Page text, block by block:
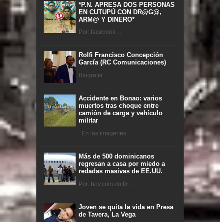
*P.N. APRESA DOS PERSONAS
EN CUTUPÚ CON DR@G@,
ARM@ Y DINERO*
Por: facebook ...
Rolfi Francisco Concepción
García (RC Comunicaciones)
Biografia ...
Accidente en Bonao: varios
muertos tras choque entre
camión de carga y vehículo
militar
En las imágenes ...
Más de 500 dominicanos
regresan a casa por miedo a
redadas masivas de EE.UU.
Por: hoy.com.do D ...
Joven se quita la vida en Presa
de Tavera, La Vega